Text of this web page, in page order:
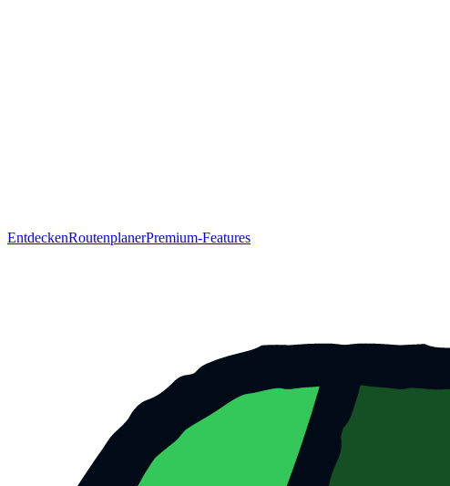
EntdeckenRoutenplanerPremium-Features